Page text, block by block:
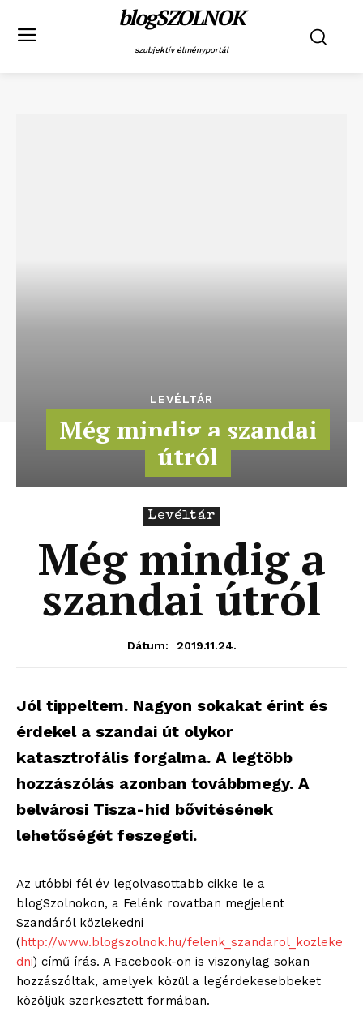
blogSZOLNOK
szubjektív élményportál
LEVÉLTÁR
Még mindig a szandai
útról
Levéltár
Még mindig a
szandai útról
Dátum: 2019.11.24.
Jól tippeltem. Nagyon sokakat érint és
érdekel a szandai út olykor
katasztrofális forgalma. A legtöbb
hozzászólás azonban továbbmegy. A
belvárosi Tisza-híd bővítésének
lehetőségét feszegeti.
Az utóbbi fél év legolvasottabb cikke le a
blogSzolnokon, a Felénk rovatban megjelent
Szandáról közlekedni
(http://www.blogszolnok.hu/felenk_szandarol_kozleke
dni) című írás. A Facebook-on is viszonylag sokan
hozzászóltak, amelyek közül a legérdekesebbeket
közöljük szerkesztett formában.